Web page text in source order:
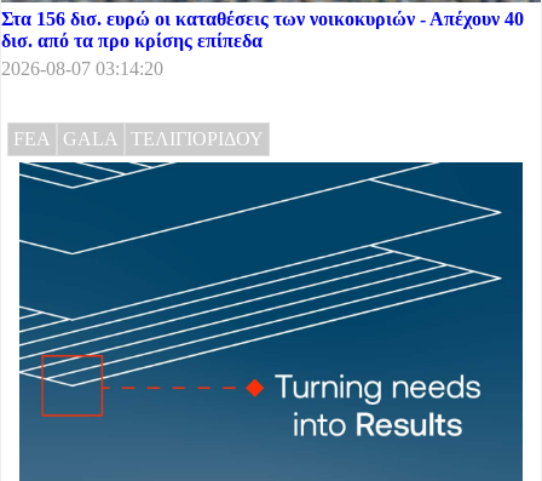
Στα 156 δισ. ευρώ οι καταθέσεις των νοικοκυριών - Απέχουν 40
δισ. από τα προ κρίσης επίπεδα
2026-08-07 03:14:20
FEA GALA ΤΕΛΙΓΙΟΡΙΔΟΥ